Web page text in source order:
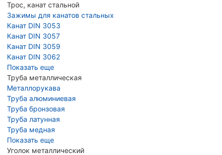
Трос, канат стальной
Зажимы для канатов стальных
Канат DIN 3053
Канат DIN 3057
Канат DIN 3059
Канат DIN 3062
Показать еще
Труба металлическая
Металлорукава
Труба алюминиевая
Труба бронзовая
Труба латунная
Труба медная
Показать еще
Уголок металлический